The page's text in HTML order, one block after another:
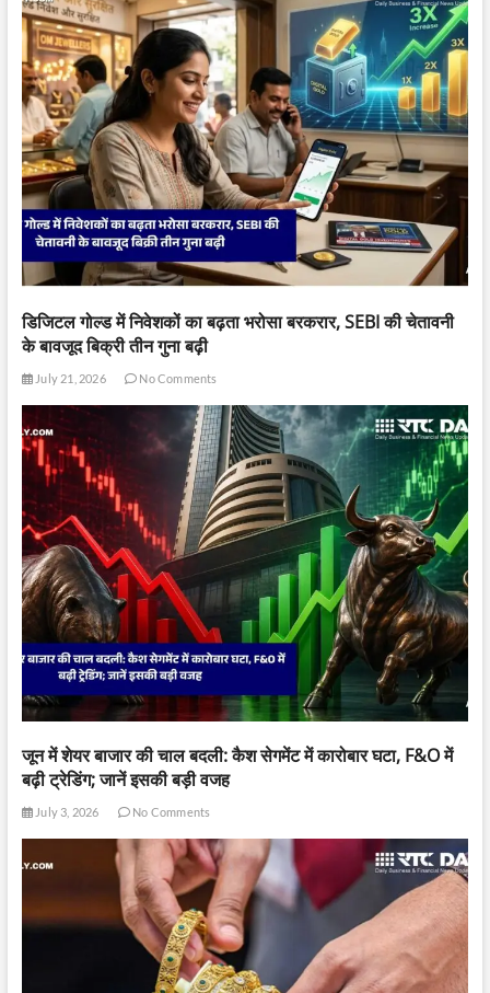
डिजिटल गोल्ड में निवेशकों का बढ़ता भरोसा बरकरार, SEBI की चेतावनी
के बावजूद बिक्री तीन गुना बढ़ी
July 21, 2026 No Comments
जून में शेयर बाजार की चाल बदली: कैश सेगमेंट में कारोबार घटा, F&O में
बढ़ी ट्रेडिंग; जानें इसकी बड़ी वजह
July 3, 2026 No Comments